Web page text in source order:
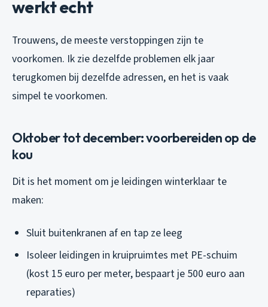
werkt echt
Trouwens, de meeste verstoppingen zijn te
voorkomen. Ik zie dezelfde problemen elk jaar
terugkomen bij dezelfde adressen, en het is vaak
simpel te voorkomen.
Oktober tot december: voorbereiden op de
kou
Dit is het moment om je leidingen winterklaar te
maken:
Sluit buitenkranen af en tap ze leeg
Isoleer leidingen in kruipruimtes met PE-schuim
(kost 15 euro per meter, bespaart je 500 euro aan
reparaties)